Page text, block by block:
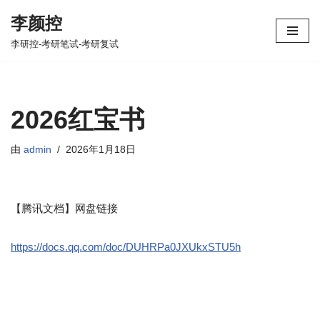
跳
李颜控
李研控-考研笔试-考研复试
2026红宝书
由 admin 2026年1月18日
【腾讯文档】网盘链接
https://docs.qq.com/doc/DUHRPa0JXUkxSTU5h